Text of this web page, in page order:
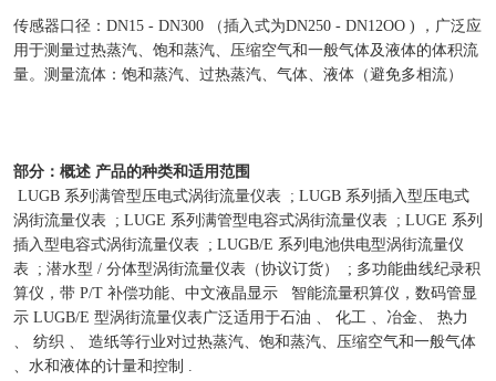
传感器口径：DN15 - DN300 （插入式为DN250 - DN12OO ) ，广泛应
用于测量过热蒸汽、饱和蒸汽、压缩空气和一般气体及液体的体积流
量。测量流体：饱和蒸汽、过热蒸汽、气体、液体（避免多相流）
部分：概述 产品的种类和适用范围
LUGB 系列满管型压电式涡街流量仪表 ; LUGB 系列插入型压电式
涡街流量仪表 ; LUGE 系列满管型电容式涡街流量仪表 ; LUGE 系列
插入型电容式涡街流量仪表 ; LUGB/E 系列电池供电型涡街流量仪
表 ; 潜水型 / 分体型涡街流量仪表（协议订货） ; 多功能曲线纪录积
算仪，带 P/T 补偿功能、中文液晶显示 智能流量积算仪，数码管显
示 LUGB/E 型涡街流量仪表广泛适用于石油 、 化工 、冶金、 热力
、 纺织 、 造纸等行业对过热蒸汽、饱和蒸汽、压缩空气和一般气体
、水和液体的计量和控制 .